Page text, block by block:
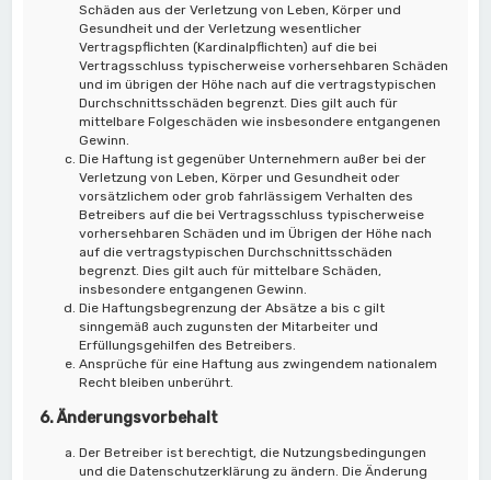
Schäden aus der Verletzung von Leben, Körper und
Gesundheit und der Verletzung wesentlicher
Vertragspflichten (Kardinalpflichten) auf die bei
Vertragsschluss typischerweise vorhersehbaren Schäden
und im übrigen der Höhe nach auf die vertragstypischen
Durchschnittsschäden begrenzt. Dies gilt auch für
mittelbare Folgeschäden wie insbesondere entgangenen
Gewinn.
Die Haftung ist gegenüber Unternehmern außer bei der
Verletzung von Leben, Körper und Gesundheit oder
vorsätzlichem oder grob fahrlässigem Verhalten des
Betreibers auf die bei Vertragsschluss typischerweise
vorhersehbaren Schäden und im Übrigen der Höhe nach
auf die vertragstypischen Durchschnittsschäden
begrenzt. Dies gilt auch für mittelbare Schäden,
insbesondere entgangenen Gewinn.
Die Haftungsbegrenzung der Absätze a bis c gilt
sinngemäß auch zugunsten der Mitarbeiter und
Erfüllungsgehilfen des Betreibers.
Ansprüche für eine Haftung aus zwingendem nationalem
Recht bleiben unberührt.
6. Änderungsvorbehalt
Der Betreiber ist berechtigt, die Nutzungsbedingungen
und die Datenschutzerklärung zu ändern. Die Änderung